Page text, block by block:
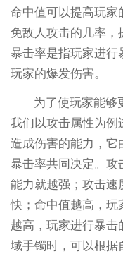
命中值可以提高玩家
免敌人攻击的几率，
暴击率是指玩家进行
玩家的爆发伤害。
为了使玩家能够
我们以攻击属性为例
造成伤害的能力，它
暴击率共同决定。攻
能力就越强；攻击速
快；命中值越高，玩
越高，玩家进行暴击
域手镯时，可以根据